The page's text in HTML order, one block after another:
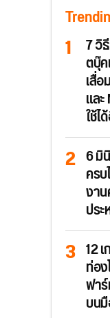
7 วิ
ตบุ๊
เสื่
แล
ใช้
6 มิ
คร
งา
ปร
12
ท่อ
ฟา
บน